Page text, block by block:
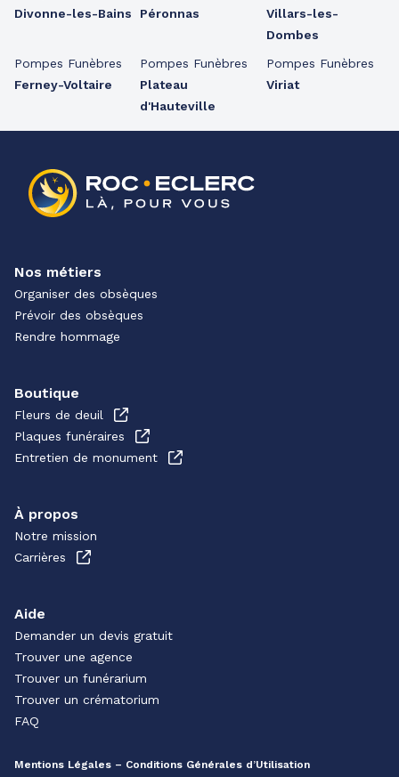
Divonne-les-Bains
Pompes Funèbres
Ferney-Voltaire
Péronnas
Pompes Funèbres
Plateau
d'Hauteville
Villars-les-
Dombes
Pompes Funèbres
Viriat
Nos métiers
Organiser des obsèques
Prévoir des obsèques
Rendre hommage
Boutique
Fleurs de deuil
Plaques funéraires
Entretien de monument
À propos
Notre mission
Carrières
Aide
Demander un devis gratuit
Trouver une agence
Trouver un funérarium
Trouver un crématorium
FAQ
Mentions Légales – Conditions Générales d’Utilisation